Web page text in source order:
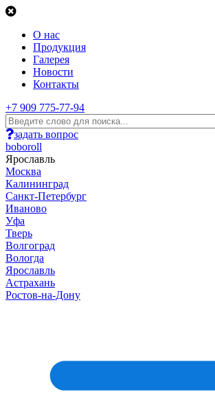
О нас
Продукция
Галерея
Новости
Контакты
+7 909 775-77-94
задать вопрос
boboroll
Ярославль
Москва
Калининград
Санкт-Петербург
Иваново
Уфа
Тверь
Волгоград
Вологда
Ярославль
Астрахань
Ростов-на-Дону